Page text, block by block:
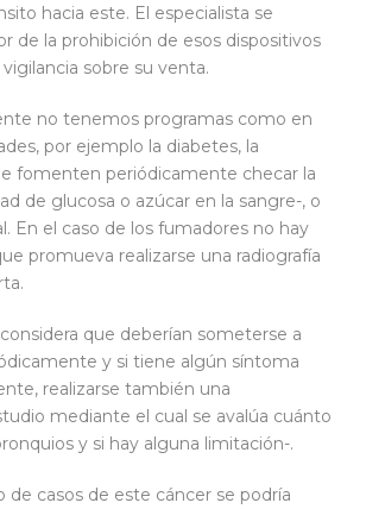
hacia este. El especialista se
de la prohibición de esos dispositivos
sobre su venta.
no tenemos programas como en
por ejemplo la diabetes, la
fomenten periódicamente checar la
de glucosa o azúcar en la sangre-, o
En el caso de los fumadores no hay
promueva realizarse una radiografía
que deberían someterse a
y si tiene algún síntoma
realizarse también una
mediante el cual se avalúa cuánto
y si hay alguna limitación-.
de casos de este cáncer se podría